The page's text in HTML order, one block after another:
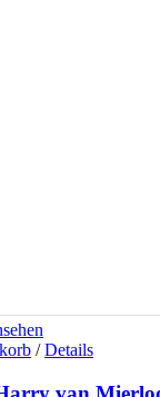
/ Details